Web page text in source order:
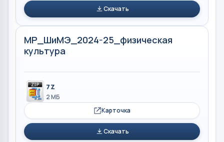
Скачать
МР_ШиМЭ_2024-25_физическая
культура
7Z
2 МБ
Карточка
Скачать